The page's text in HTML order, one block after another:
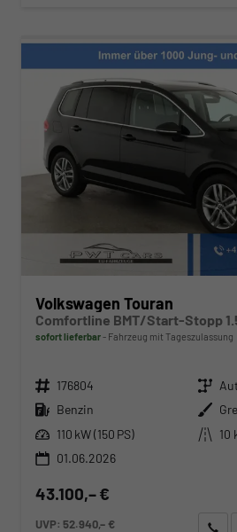
Volkswagen Touran
sofort lieferbar Fahrzeug mit Tageszulassung
Fahrzeugnr. 176804 Getriebe
Kraftstoff Benzin Außenfarbe
Leistung 110 kW (150 PS) Kilometerstand
10
01.06.2026
43.100,– €
UVP: 52.940,– €